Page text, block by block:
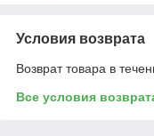
Условия возврата
Возврат товара в
Все условия